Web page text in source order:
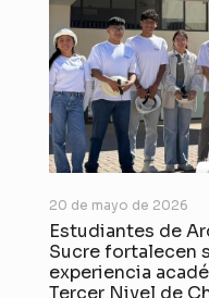
20 de mayo de 2026
Estudiantes de
Sucre fortalecen
experiencia
Tercer Nivel de